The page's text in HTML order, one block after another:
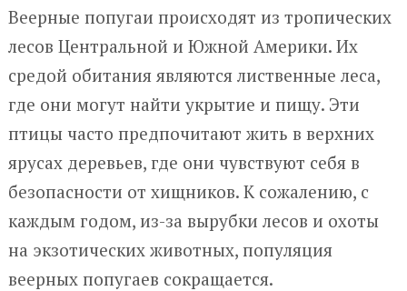
Веерные попугаи происходят из тропических
лесов Центральной и Южной Америки. Их
средой обитания являются лиственные леса,
где они могут найти укрытие и пищу. Эти
птицы часто предпочитают жить в верхних
ярусах деревьев, где они чувствуют себя в
безопасности от хищников. К сожалению, с
каждым годом, из-за вырубки лесов и охоты
на экзотических животных, популяция
веерных попугаев сокращается.